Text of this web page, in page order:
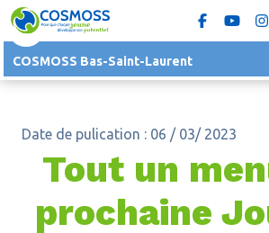
COSMOSS Bas-Saint-Laurent
Date de pulication : 06 / 03/ 2023
Tout un
prochaine